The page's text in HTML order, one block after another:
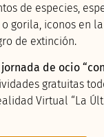
de especies,
gorila, iconos en la
de extinción.
jornada de ocio
gratuitas
Virtual “La